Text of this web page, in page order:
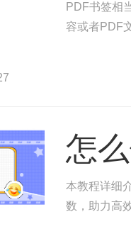
PDF书签相
容或者PDF
怎
本教程详细
数，助力高